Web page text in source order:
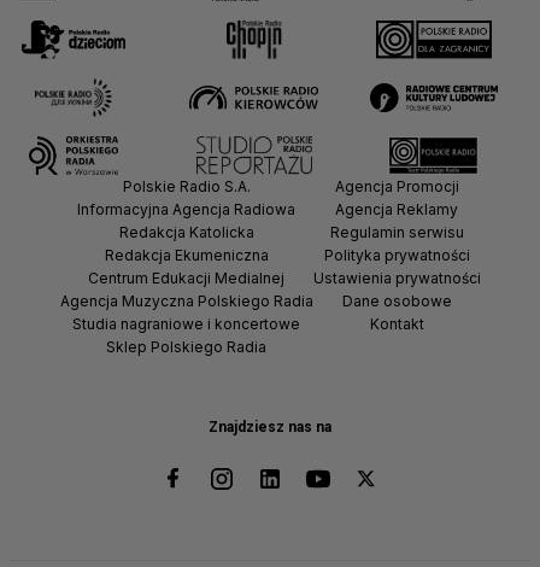
Znajdziesz nas na
Polskie Radio S.A.
Informacyjna Agencja Radiowa
Redakcja Katolicka
Redakcja Ekumeniczna
Centrum Edukacji Medialnej
Agencja Muzyczna Polskiego Radia
Studia nagraniowe i koncertowe
Sklep Polskiego Radia
Agencja Promocji
Agencja Reklamy
Regulamin serwisu
Polityka prywatności
Ustawienia prywatności
Dane osobowe
Kontakt